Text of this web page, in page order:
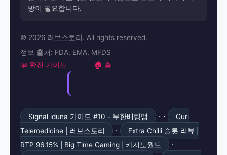
방이 필요합니다.
© 2026 러브스토리. All rights reserved.
정보 출처: FDA, EMA, MFDS
📖 완전 가이드 🏠 홈
Signal iduna 가이드 #10 - 무한배팅맵 · ·
Guri
Telemedicine | 러브스토리
·
Extra Chilli 슬롯 리뷰 |
RTP 96.15% | Big Time Gaming | 카지노월드
·